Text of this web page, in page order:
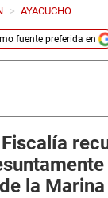
> AYACUCHO
fuente preferida en
la Marina